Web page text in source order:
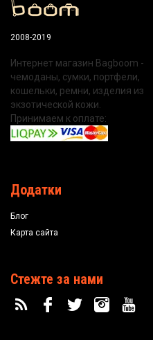
2008-2019
Интернет магазин Bagboom -
чемоданы, сумки, портфели,
кошельки, ремни, изделия из
экзотической кожи.
Принимаем к оплате:
Додатки
Блог
Карта сайта
Стежте за нами